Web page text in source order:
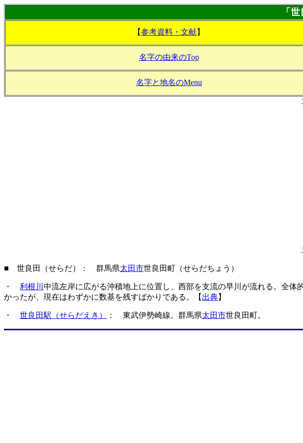
「
【参考資料・文献】
名字の由来のTop
名字と地名のMenu
■ 世良田（せらだ）： 群馬県太田市世良田町（せらだちょう）
・ 利根川 中流左岸に広がる沖積地上に位置し、西部を支流の早川が流れる。全
かったが、現在はわずかに数基を残すばかりである。【 出典】
・ 世良田駅（せらだえき） ： 東武伊勢崎線。群馬県太田市世良田町。